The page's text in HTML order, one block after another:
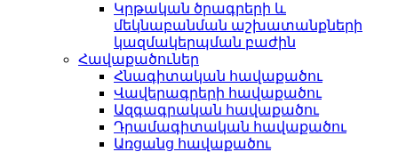
Կրթական ծրագրերի և
մեկնաբանման աշխատանքների
կազմակերպման բաժին
Հավաքածուներ
Հնագիտական հավաքածու
Վավերագրերի հավաքածու
Ազգագրական հավաքածու
Դրամագիտական հավաքածու
Առցանց հավաքածու